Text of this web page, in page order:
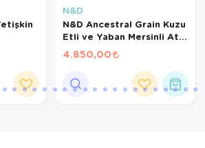
N&D
N&D Ancestral Grain Kuzu
Etli ve Yaban Mersinli Ata
Tahıllı Yetişkin Kedi
Maması 10 Kg
4.850,00